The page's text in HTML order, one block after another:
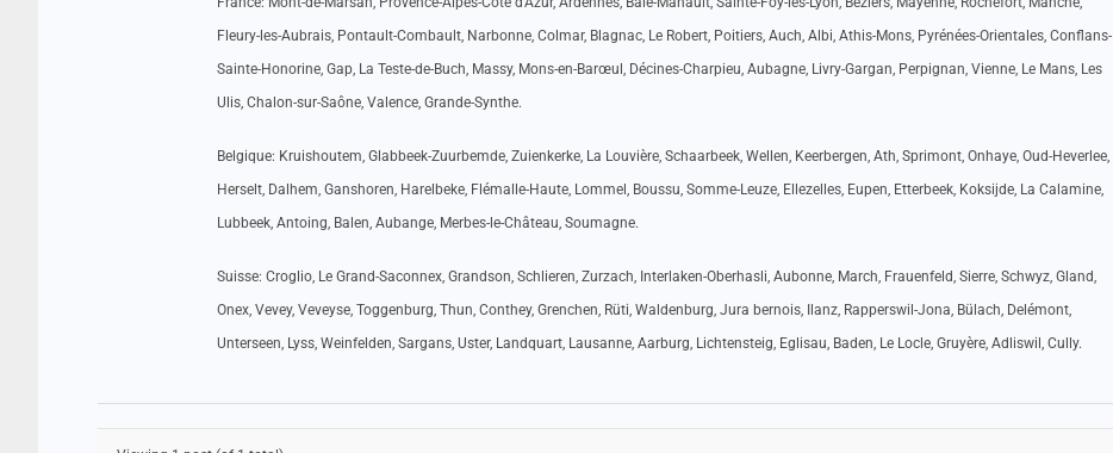
Fleury-les-Aubrais, Pontault-Combault, Narbonne, Colmar, Blagnac, Le Robert, Poitiers, Auch, Albi, Athis-Mons, Pyrénées-Orientales, Conflans-
Sainte-Honorine, Gap, La Teste-de-Buch, Massy, Mons-en-Barœul, Décines-Charpieu, Aubagne, Livry-Gargan, Perpignan, Vienne, Le Mans, Les
Ulis, Chalon-sur-Saône, Valence, Grande-Synthe.
Belgique: Kruishoutem, Glabbeek-Zuurbemde, Zuienkerke, La Louvière, Schaarbeek, Wellen, Keerbergen, Ath, Sprimont, Onhaye, Oud-Heverlee,
Herselt, Dalhem, Ganshoren, Harelbeke, Flémalle-Haute, Lommel, Boussu, Somme-Leuze, Ellezelles, Eupen, Etterbeek, Koksijde, La Calamine,
Lubbeek, Antoing, Balen, Aubange, Merbes-le-Château, Soumagne.
Suisse: Croglio, Le Grand-Saconnex, Grandson, Schlieren, Zurzach, Interlaken-Oberhasli, Aubonne, March, Frauenfeld, Sierre, Schwyz, Gland,
Onex, Vevey, Veveyse, Toggenburg, Thun, Conthey, Grenchen, Rüti, Waldenburg, Jura bernois, Ilanz, Rapperswil-Jona, Bülach, Delémont,
Unterseen, Lyss, Weinfelden, Sargans, Uster, Landquart, Lausanne, Aarburg, Lichtensteig, Eglisau, Baden, Le Locle, Gruyère, Adliswil, Cully.